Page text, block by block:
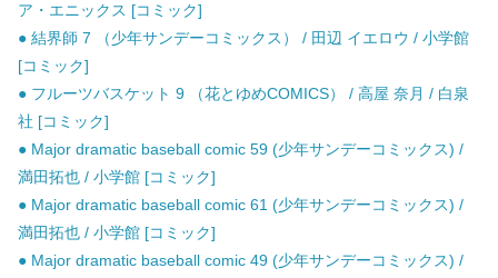
ア・エニックス [コミック]
● 結界師 7 （少年サンデーコミックス） / 田辺 イエロウ / 小学館
[コミック]
● フルーツバスケット 9 （花とゆめCOMICS） / 高屋 奈月 / 白泉
社 [コミック]
● Major dramatic baseball comic 59 (少年サンデーコミックス) /
満田拓也 / 小学館 [コミック]
● Major dramatic baseball comic 61 (少年サンデーコミックス) /
満田拓也 / 小学館 [コミック]
● Major dramatic baseball comic 49 (少年サンデーコミックス) /